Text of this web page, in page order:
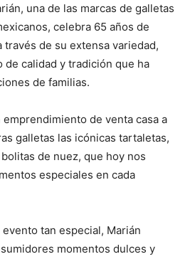
una de las marcas de galletas
celebra 65 años de
de su extensa variedad,
de calidad y tradición que ha
de familias.
de venta casa a
galletas las icónicas tartaletas,
de nuez, que hoy nos
especiales en cada
tan especial, Marián
momentos dulces y